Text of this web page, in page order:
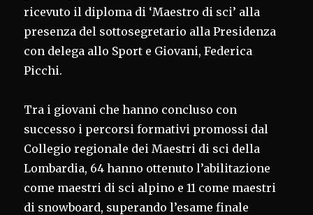
ricevuto il diploma di ‘Maestro di sci’ alla
presenza del sottosegretario alla Presidenza
con delega allo Sport e Giovani, Federica
Picchi.
Tra i giovani che hanno concluso con
successo i percorsi formativi promossi dal
Collegio regionale dei Maestri di sci della
Lombardia, 64 hanno ottenuto l’abilitazione
come maestri di sci alpino e 11 come maestri
di snowboard, superando l’esame finale